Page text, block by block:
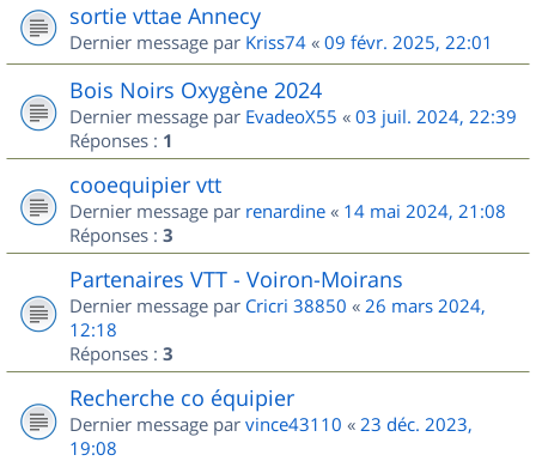
sortie vttae Annecy
Dernier message par Kriss74 « 09 févr. 2025, 22:01
Bois Noirs Oxygène 2024
Dernier message par EvadeoX55 « 03 juil. 2024, 22:39
Réponses : 1
cooequipier vtt
Dernier message par renardine « 14 mai 2024, 21:08
Réponses : 3
Partenaires VTT - Voiron-Moirans
Dernier message par Cricri 38850 « 26 mars 2024,
12:18
Réponses : 3
Recherche co équipier
Dernier message par vince43110 « 23 déc. 2023,
19:08